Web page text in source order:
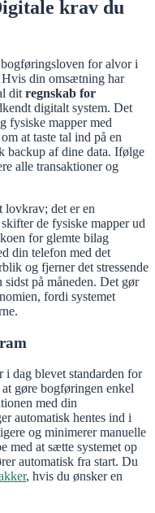
krav du
for alvor i
din omsætning har
dit regnskab for
digitalt system. Det
fysiske mapper med
at taste tal ind på en
backup af dine data. Ifølge
alle transaktioner og
lovkrav; det er en
de fysiske mapper ud
for glemte bilag
din telefon med det
og fjerner det stressende
sidst på måneden. Det gør
fordi systemet
i dag blevet standarden for
gøre bogføringen enkel
med din
automatisk hentes ind i
og minimerer manuelle
med at sætte systemet op
automatisk fra start. Du
, hvis du ønsker en